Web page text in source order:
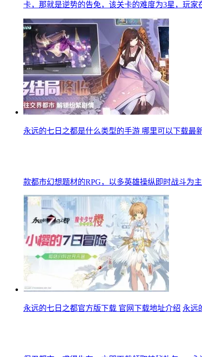
卡，那就是逆势的告免，该关卡的难度为3星，玩
永远的七日之都是什么类型的手游 哪里可以下载最
款都市幻想题材的RPG，以多英雄操纵即时战斗为
永远的七日之都官方版下载 官网下载地址介绍 永远